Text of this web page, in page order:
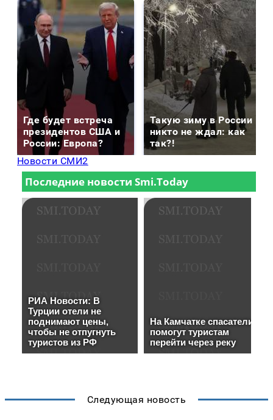
Где будет встреча
президентов США и
России: Европа?
Такую зиму в России
никто не ждал: как
так?!
Новости СМИ2
Следующая новость